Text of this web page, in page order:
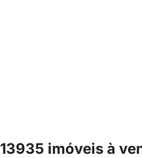
13935 imóveis à